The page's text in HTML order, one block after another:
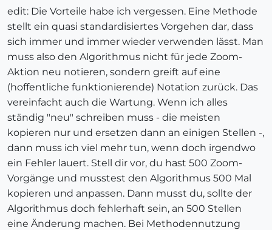
edit: Die Vorteile habe ich vergessen. Eine Methode
stellt ein quasi standardisiertes Vorgehen dar, dass
sich immer und immer wieder verwenden lässt. Man
muss also den Algorithmus nicht für jede Zoom-
Aktion neu notieren, sondern greift auf eine
(hoffentliche funktionierende) Notation zurück. Das
vereinfacht auch die Wartung. Wenn ich alles
ständig "neu" schreiben muss - die meisten
kopieren nur und ersetzen dann an einigen Stellen -,
dann muss ich viel mehr tun, wenn doch irgendwo
ein Fehler lauert. Stell dir vor, du hast 500 Zoom-
Vorgänge und musstest den Algorithmus 500 Mal
kopieren und anpassen. Dann musst du, sollte der
Algorithmus doch fehlerhaft sein, an 500 Stellen
eine Änderung machen. Bei Methodennutzung